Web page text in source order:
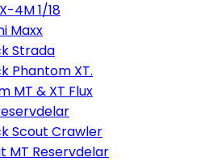
4M 1/18
Maxx
Strada
Phantom XT.
MT & XT Flux
Scout Crawler
MT Reservdelar